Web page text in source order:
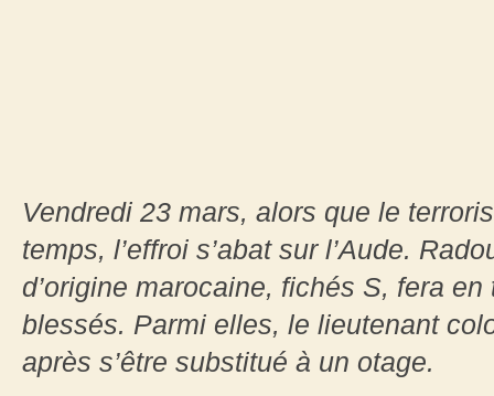
Vendredi 23 mars, alors que le
temps, l’effroi s’abat sur l’Aude.
d’origine marocaine, fichés S, fera
blessés. Parmi elles, le lieutenant
après s’être substitué à un otage.